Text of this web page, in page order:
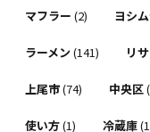
マフラー (2) ヨシ
ラーメン (141) リ
上尾市(74) 中央区
使い方(1) 冷蔵庫